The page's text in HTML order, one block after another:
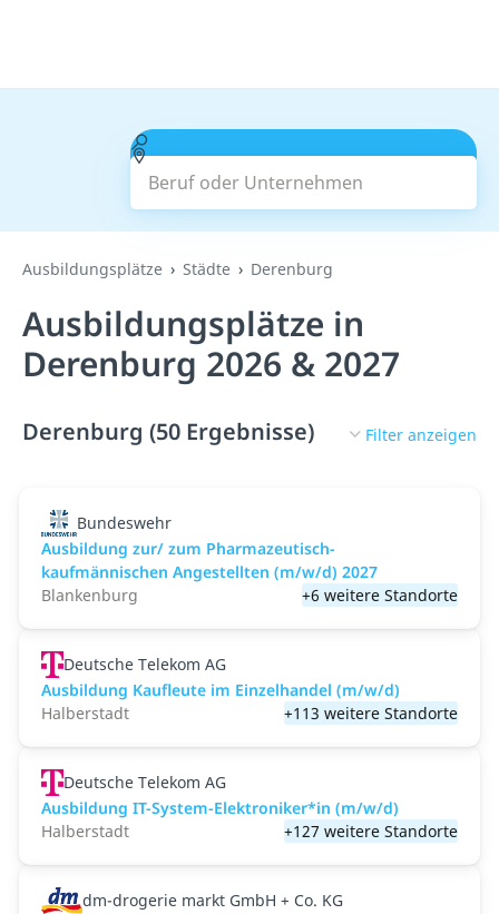
Beruf oder Unternehmen
Suchen
Ausbildungsplätze Städte Derenburg
Ausbildungsplätze in
Derenburg 2026 & 2027
Derenburg (50 Ergebnisse) Filter anzeigen
Bundeswehr
Ausbildung zur/ zum Pharmazeutisch-
kaufmännischen Angestellten (m/w/d) 2027
Blankenburg
+6 weitere Standorte
Deutsche Telekom AG
Ausbildung Kaufleute im Einzelhandel (m/w/d)
Halberstadt
+113 weitere Standorte
Deutsche Telekom AG
Ausbildung IT-System-Elektroniker*in (m/w/d)
Halberstadt
+127 weitere Standorte
dm-drogerie markt GmbH + Co. KG